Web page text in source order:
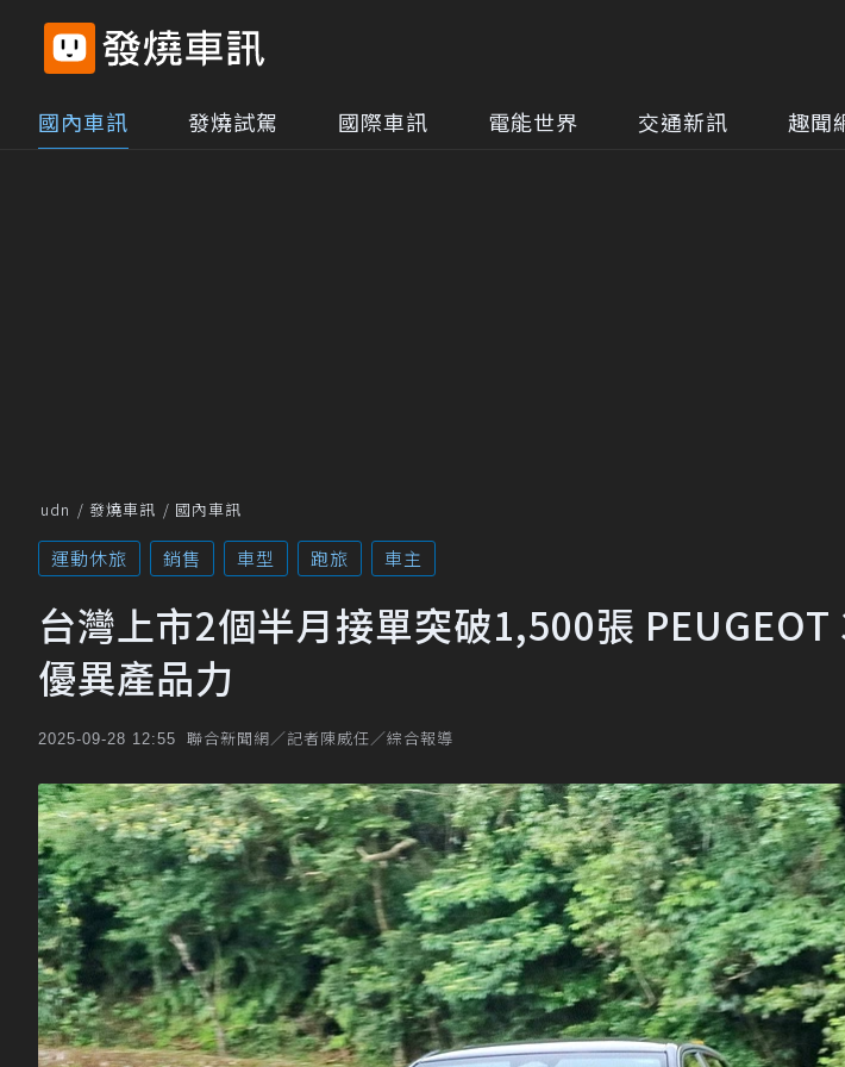
國內車訊 發燒試駕 國際車訊 電能世界 交通新訊 趣聞
udn 發燒車訊 國內車訊
運動休旅 銷售 車型 跑旅 車主
台灣上市2個半月接單突破1,500張
優異產品力
2025-09-28 12:55 聯合新聞網／記者陳威任／綜合報導